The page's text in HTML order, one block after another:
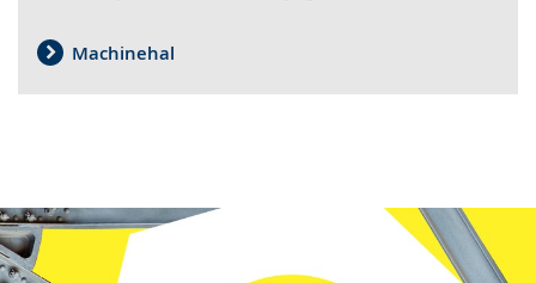
angezeigt.
Machinehal